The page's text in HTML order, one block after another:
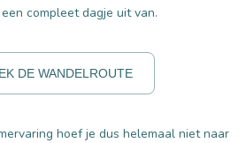
compleet dagje uit van.
DE WANDELROUTE
hoef je dus helemaal niet naar